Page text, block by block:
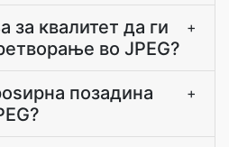
за квалитет да ги
во JPEG?
+
позадина
+